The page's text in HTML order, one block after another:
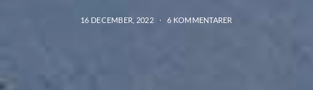
16 DECEMBER, 2022 6 KOMMENTARER